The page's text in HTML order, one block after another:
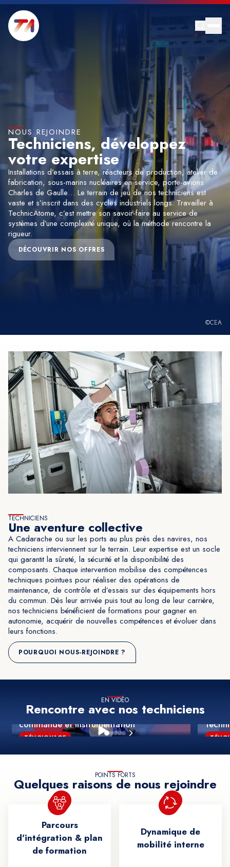
©CEA
NOUS REJOINDRE
Techniciens, développez
votre expertise
Installations d’essais à terre, réacteurs de production, atelier de
fabrication, sous-marins nucléaires en service, porte-avions
Charles de Gaulle… Le terrain de jeu de nos techniciens est
vaste et s’inscrit dans des cycles industriels longs. Travailler à
TechnicAtome, c’est mettre son savoir-faire au service de
systèmes d’une complexité unique, où la méthode rencontre la
rigueur.
DÉCOUVRIR NOS OFFRES
TECHNICIENS
Une aventure collective
A Cadarache ou sur les ports au plus près des navires, nos
techniciens interviennent sur le terrain. Leur expertise est un socle
qui garantit la sûreté, la sécurité et la disponibilité des
composants. Chaque intervention mobilise des compétences
techniques pointues pour réaliser des opérations de
maintenance, de contrôle et d’essais sur des équipements hors
du commun. Dès leur arrivée puis tout au long de leur carrière,
nos techniciens bénéficient de formations pour gagner en
autonomie, acquérir de nouvelles compétences et évoluer dans
leurs fonctions.
POURQUOI NOUS-REJOINDRE ?
EN VIDÉO
Rencontre avec nos techniciens
TÉMOIGNAGE
GEOFFREY
Technicien maintenance contrôle-
commande et instrumentation
POINTS FORTS
Quelques raisons de nous rejoindre
Parcours
d'intégration & plan
de formation
Dynamique de
mobilité interne